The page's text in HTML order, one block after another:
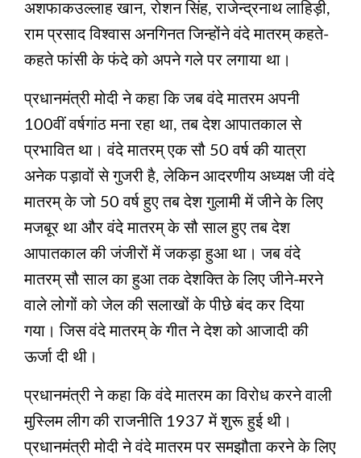
अशफाकउल्लाह खान, रोशन सिंह, राजेन्द्रनाथ लाहिड़ी,
राम प्रसाद विश्वास अनगिनत जिन्‍होंने वंदे मातरम् कहते-
कहते फांसी के फंदे को अपने गले पर लगाया था।
प्रधानमंत्री मोदी ने कहा कि जब वंदे मातरम अपनी
100वीं वर्षगांठ मना रहा था, तब देश आपातकाल से
प्रभावित था। वंदे मातरम् एक सौ 50 वर्ष की यात्रा
अनेक पड़ावों से गुजरी है, लेकिन आदरणीय अध्‍यक्ष जी वंदे
मातरम् के जो 50 वर्ष हुए तब देश गुलामी में जीने के लिए
मजबूर था और वंदे मातरम् के सौ साल हुए तब देश
आपातकाल की जंजीरों में जकड़ा हुआ था। जब वंदे
मातरम् सौ साल का हुआ तक देशक्ति के लिए जीने-मरने
वाले लोगों को जेल की सलाखों के पीछे बंद कर दिया
गया। जिस वंदे मातरम् के गीत ने देश को आजादी की
ऊर्जा दी थी।
प्रधानमंत्री ने कहा कि वंदे मातरम का विरोध करने वाली
मुस्लिम लीग की राजनीति 1937 में शुरू हुई थी।
प्रधानमंत्री मोदी ने वंदे मातरम पर समझौता करने के लिए